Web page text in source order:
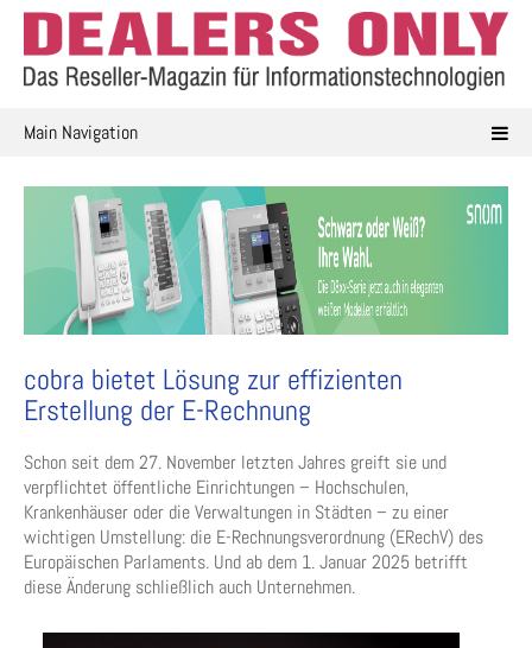
Skip
content
Main Navigation
cobra bietet Lösung zur effizienten
Erstellung der E-Rechnung
Schon seit dem 27. November letzten Jahres greift sie und
verpflichtet öffentliche Einrichtungen – Hochschulen,
Krankenhäuser oder die Verwaltungen in Städten – zu einer
wichtigen Umstellung: die E-Rechnungsverordnung (ERechV) des
Europäischen Parlaments. Und ab dem 1. Januar 2025 betrifft
diese Änderung schließlich auch Unternehmen.